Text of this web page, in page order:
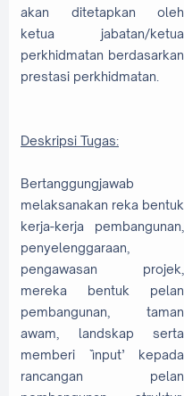
akan ditetapkan oleh
ketua jabatan/ketua
perkhidmatan berdasarkan
prestasi perkhidmatan.
Deskripsi Tugas:
Bertanggungjawab
melaksanakan reka bentuk
kerja-kerja pembangunan,
penyelenggaraan,
pengawasan projek,
mereka bentuk pelan
pembangunan, taman
awam, landskap serta
memberi `ìnput’ kepada
rancangan pelan